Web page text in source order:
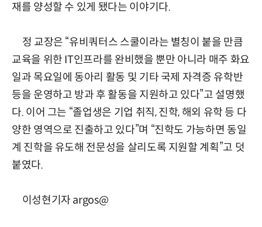
재를 양성할 수 있게 됐다는 이야기다.
정 교장은 “유비쿼터스 스쿨이라는 별칭이 붙을 만큼
교육을 위한 IT인프라를 완비했을 뿐만 아니라 매주 화요
일과 목요일에 동아리 활동 및 기타 국제 자격증 유학반
등을 운영하고 방과 후 활동을 지원하고 있다”고 설명했
다. 이어 그는 “졸업생은 기업 취직, 진학, 해외 유학 등 다
양한 영역으로 진출하고 있다”며 “진학도 가능하면 동일
계 진학을 유도해 전문성을 살리도록 지원할 계획”고 덧
붙였다.
이성현기자 argos@